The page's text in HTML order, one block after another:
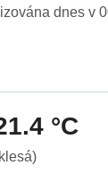
dnes v
°C